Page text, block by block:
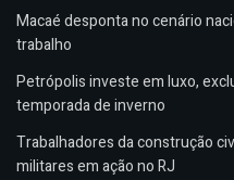
Macaé desponta no cenário
trabalho
Petrópolis investe em luxo,
temporada de inverno
Trabalhadores da construção
militares em ação no RJ